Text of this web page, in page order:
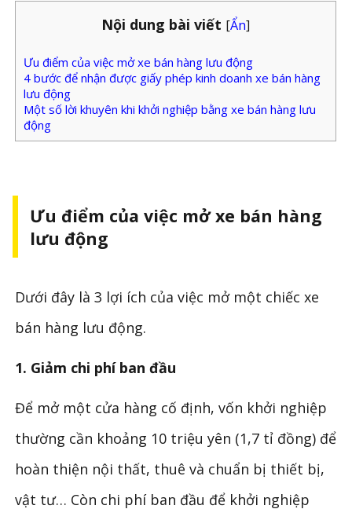
Nội dung bài viết [Ẩn]
Ưu điểm của việc mở xe bán hàng lưu động
4 bước để nhận được giấy phép kinh doanh xe bán hàng
lưu động
Một số lời khuyên khi khởi nghiệp bằng xe bán hàng lưu
động
Ưu điểm của việc mở xe bán hàng
lưu động
Dưới đây là 3 lợi ích của việc mở một chiếc xe
bán hàng lưu động.
1. Giảm chi phí ban đầu
Để mở một cửa hàng cố định, vốn khởi nghiệp
thường cần khoảng 10 triệu yên (1,7 tỉ đồng) để
hoàn thiện nội thất, thuê và chuẩn bị thiết bị,
vật tư… Còn chi phí ban đầu để khởi nghiệp